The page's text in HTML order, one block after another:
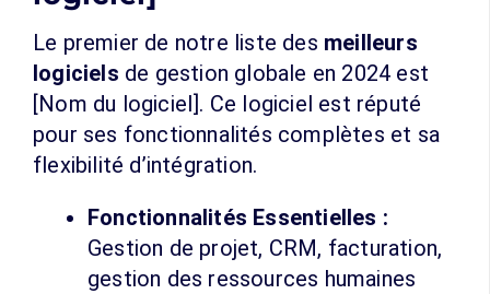
Le premier de notre liste des meilleurs
logiciels de gestion globale en 2024 est
[Nom du logiciel]. Ce logiciel est réputé
pour ses fonctionnalités complètes et sa
flexibilité d’intégration.
Fonctionnalités Essentielles :
Gestion de projet, CRM, facturation,
gestion des ressources humaines